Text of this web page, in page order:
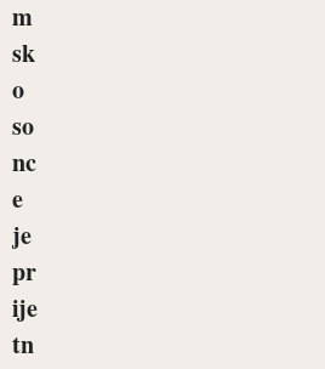
m
sk
o
so
nc
e
je
pr
ije
tn